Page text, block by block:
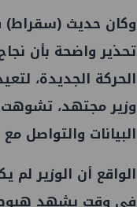
وكان حديث (سقراط)
تحذير واضحة بأن
الحركة الجديدة،
وزير مجتهد، تشوهت
البيانات والتواصل
الواقع أن الوزير
في وقت يشهد